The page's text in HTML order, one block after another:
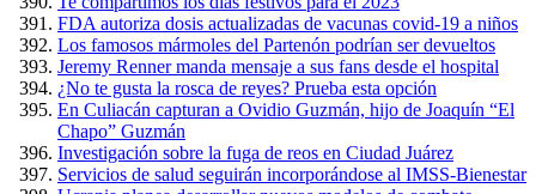
FDA autoriza dosis actualizadas de vacunas covid-19 a niños
Los famosos mármoles del Partenón podrían ser devueltos
Jeremy Renner manda mensaje a sus fans desde el hospital
¿No te gusta la rosca de reyes? Prueba esta opción
En Culiacán capturan a Ovidio Guzmán, hijo de Joaquín “El
Chapo” Guzmán
Investigación sobre la fuga de reos en Ciudad Juárez
Servicios de salud seguirán incorporándose al IMSS-Bienestar